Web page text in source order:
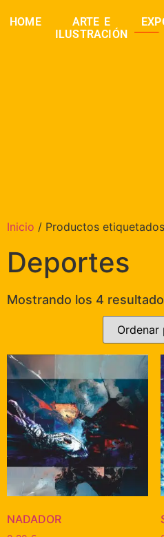
HOME
ARTE E
ILUSTRACIÓN
Inicio / Productos
Deportes
Mostrando los 4
NADADOR